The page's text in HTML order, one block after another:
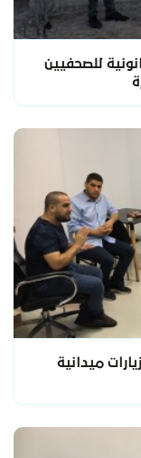
للصحفيين
ميدانية